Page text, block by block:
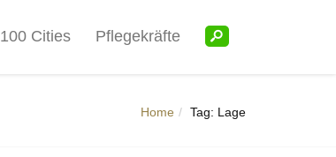
100 Cities Pflegekräfte
Home Tag: Lage